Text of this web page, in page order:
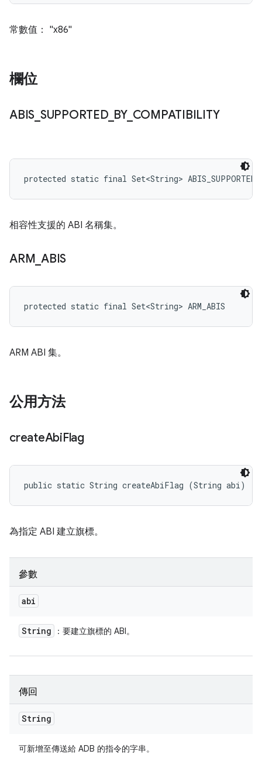
常數值： "x86"
欄位
ABIS SUPPORTED_ BY_ COMPATIBILITY
protected static final Set<String>
相容性支援的 ABI 名稱集。
ARM ABIS
protected static final Set<String> ARM_ABIS
ARM ABI 集。
公用方法
createAbiFlag
public static String createAbiFlag (String abi)
為指定 ABI 建立旗標。
參數
abi
String ：要建立旗標的 ABI。
傳回
String
可新增至傳送給 ADB 的指令的字串。